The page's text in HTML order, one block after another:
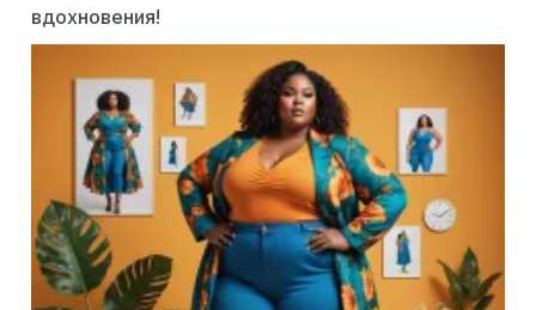
вдохновения!